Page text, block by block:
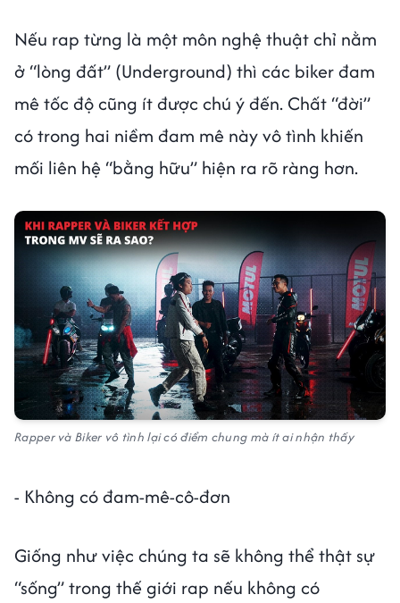
Nếu rap từng là một môn nghệ thuật chỉ nằm
ở “lòng đất” (Underground) thì các biker đam
mê tốc độ cũng ít được chú ý đến. Chất “đời”
có trong hai niềm đam mê này vô tình khiến
mối liên hệ “bằng hữu” hiện ra rõ ràng hơn.
Rapper và Biker vô tình lại có điểm chung mà ít ai nhận thấy
- Không có đam-mê-cô-đơn
Giống như việc chúng ta sẽ không thể thật sự
“sống” trong thế giới rap nếu không có